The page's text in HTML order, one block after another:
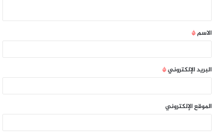
الاسم*
البريد الإلكتروني*
الموقع الإلكتروني